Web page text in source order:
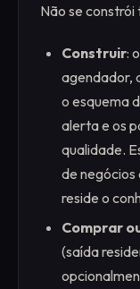
Não se constrói
Construir:
agendador,
o esquema
alerta e os
qualidade.
de negócios
reside o
Comprar
(saída